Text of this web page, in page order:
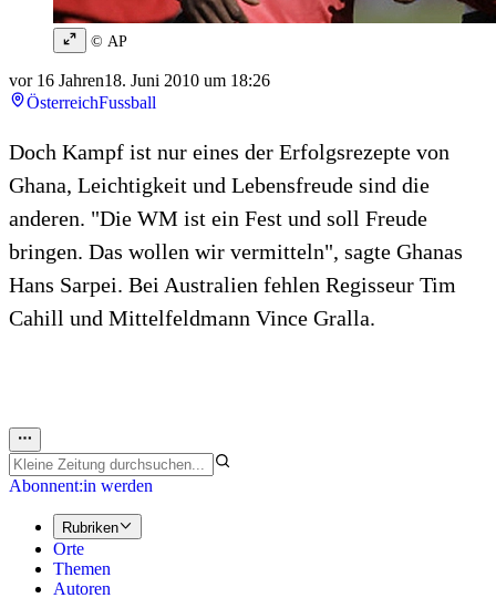
© AP
vor 16 Jahren18. Juni 2010 um 18:26
ÖsterreichFussball
Doch Kampf ist nur eines der Erfolgsrezepte von
Ghana, Leichtigkeit und Lebensfreude sind die
anderen. "Die WM ist ein Fest und soll Freude
bringen. Das wollen wir vermitteln", sagte Ghanas
Hans Sarpei. Bei Australien fehlen Regisseur Tim
Cahill und Mittelfeldmann Vince Gralla.
Abonnent:in werden
Rubriken
Orte
Themen
Autoren